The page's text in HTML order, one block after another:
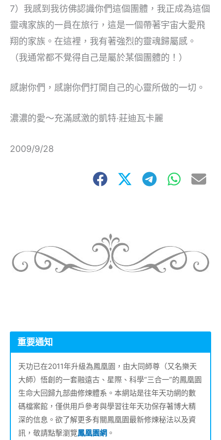
7）我感到我彷佛認識你們這個團體，我正成為這個
靈魂家族的一員在旅行，這是一個帶著宇宙大愛飛
翔的家族。在這裡，我有著強烈的靈魂歸屬感。
（我通常都不覺得自己是屬於某個團體的！）
感謝你們，感謝你們打開自己的心靈所做的一切。
濃濃的愛～充滿感激的凱特·莊迪瓦卡麗
2009/9/28
重要通知
天功已在2011年升級為鳳凰園，由大同師尊（又名樂天
大師）悟創的一套融遠古、星際、科學“三合一”的鳳凰園
生命大回歸九部曲修煉體系。本網站是往年天功網的數
碼檔案館，僅供用戶參考與學習往年天功保存著博大精
深的信息。欲了解更多有關鳳凰園最新修煉秘法以及資
訊，敬請點擊瀏覽鳳凰園網 。